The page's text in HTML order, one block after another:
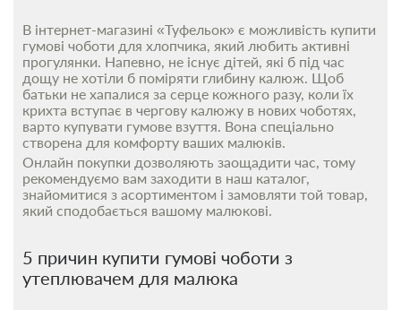
В інтернет-магазині «Туфельок» є можливість купити
гумові чоботи для хлопчика, який любить активні
прогулянки. Напевно, не існує дітей, які б під час
дощу не хотіли б поміряти глибину калюж. Щоб
батьки не хапалися за серце кожного разу, коли їх
крихта вступає в чергову калюжу в нових чоботях,
варто купувати гумове взуття. Вона спеціально
створена для комфорту ваших малюків.
Онлайн покупки дозволяють заощадити час, тому
рекомендуємо вам заходити в наш каталог,
знайомитися з асортиментом і замовляти той товар,
який сподобається вашому малюкові.
5 причин купити гумові чоботи з
утеплювачем для малюка